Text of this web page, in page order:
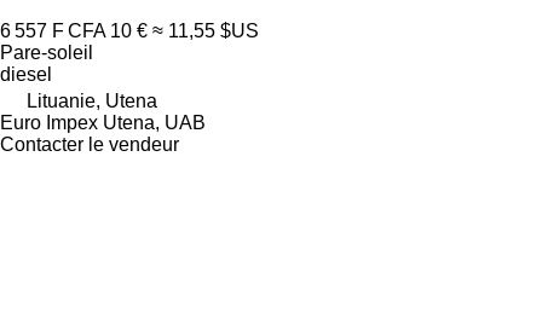
6 557 F CFA 10 € ≈ 11,55 $US
Pare-soleil
diesel
Lituanie, Utena
Euro Impex Utena, UAB
Contacter le vendeur